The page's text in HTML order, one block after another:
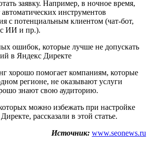
заявку. Например, в ночное время,
автоматических инструментов
с потенциальным клиентом (чат-бот,
с ИИ и пр.).
хорошо помогает компаниям, которые
регионе, не оказывают услуги
знают свою аудиторию.
можно избежать при настройке
рассказали в этой статье.
Источник: www.seonews.ru